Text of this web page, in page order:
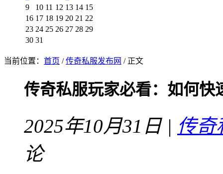
9
10 11 12 13 14 15
16 17 18 19 20 21 22
23 24 25 26 27 28 29
30 31
当前位置： 首页 /传奇私服发布网 / 正文
传奇私服玩家必看：如何快
2025年10月31日 | 传奇
论